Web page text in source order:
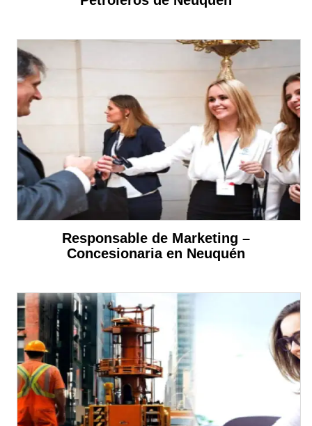
Responsable de Marketing –
Concesionaria en Neuquén